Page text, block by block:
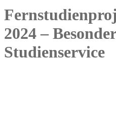
2024 –
Studienservice